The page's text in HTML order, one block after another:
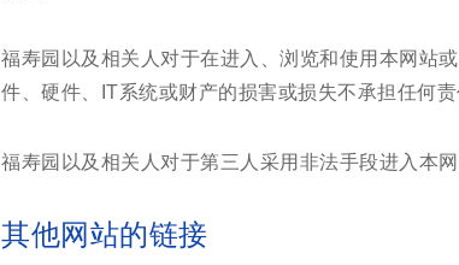
福寿园以及相关人对于在进入、浏览和使用本网站
件、硬件、IT系统或财产的损害或损失不承担任何责
福寿园以及相关人对于第三人采用非法手段进入本
其他网站的链接